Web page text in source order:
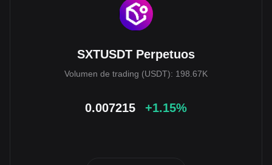
SXTUSDT Perpetuos
Volumen de trading (USDT): 198.67K
0.007215 +1.15%